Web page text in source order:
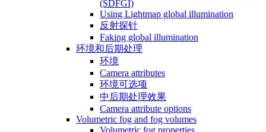
(SDFGI)
Using Lightmap global illumination
反射探针
Faking global illumination
环境和后期处理
环境
Camera attributes
环境可选项
中后期处理效果
Camera attribute options
Volumetric fog and fog volumes
Volumetric fog properties